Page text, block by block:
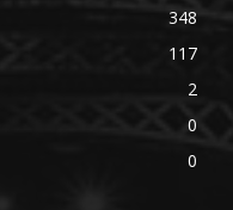
348
117
2
0
0